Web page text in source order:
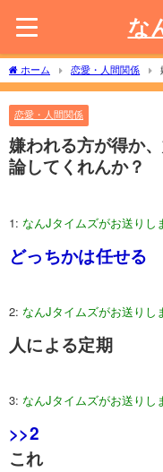
な
ホーム 恋愛・人間関係
してくれんか？
恋愛・人間関係
嫌われる方が得か
論してくれんか？
1: なんJタイムズがお送りし
どっちかは任せる
2: なんJタイムズがお送りし
人による定期
3: なんJタイムズがお送りし
>>2
これ